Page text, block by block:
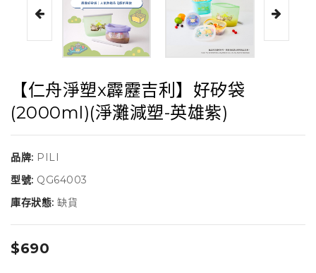
【仁舟淨塑x霹靂吉利】好矽袋
(2000ml)(淨灘減塑-英雄紫)
品牌: PILI
型號: QG64003
庫存狀態: 缺貨
$690